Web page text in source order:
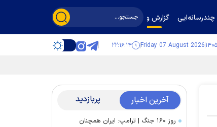
چندرسانه‌ایی گزارش و گفت‌وگو
Friday 07 August 2026 ۲۲:۱۶:۱۴
آخرین اخبار پربازدید
روز ۱۶۰ جنگ | ترامپ: ایران همچنان